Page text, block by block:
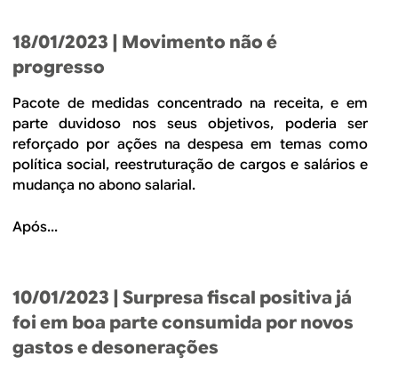
18/01/2023 | Movimento não é
progresso
Pacote de medidas concentrado na receita, e em
parte duvidoso nos seus objetivos, poderia ser
reforçado por ações na despesa em temas como
política social, reestruturação de cargos e salários e
mudança no abono salarial.
Após...
10/01/2023 | Surpresa fiscal positiva já
foi em boa parte consumida por novos
gastos e desonerações